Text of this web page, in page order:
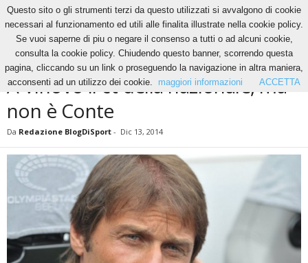
News A Vinovo il ct della nazionale, ma non è Conte
NEWS
A Vinovo il ct della nazionale, ma
non è Conte
Da Redazione BlogDiSport - Dic 13, 2014
Questo sito o gli strumenti terzi da questo utilizzati si avvalgono di cookie
necessari al funzionamento ed utili alle finalita illustrate nella cookie policy.
Se vuoi saperne di piu o negare il consenso a tutti o ad alcuni cookie,
consulta la cookie policy. Chiudendo questo banner, scorrendo questa
pagina, cliccando su un link o proseguendo la navigazione in altra maniera,
acconsenti ad un utilizzo dei cookie.
maggiori informazioni ACCETTA